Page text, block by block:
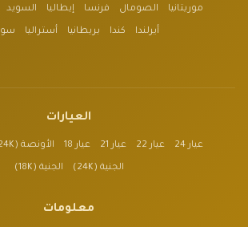
موريتانيا الصومال فرنسا إيطاليا السويد
أيرلندا كندا بريطانيا أستراليا
العيارات
عيار 24 عيار 22 عيار 21 عيار 18 الأونصة (24K)
الجنية (24K) الجنية (18K)
معلومات